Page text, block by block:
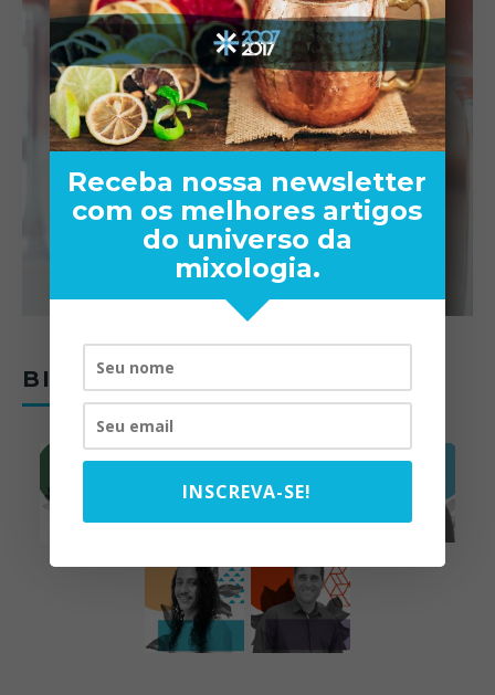
BIOMAS DO BRASIL
Receba nossa newsletter
com os melhores artigos
do universo da
mixologia.
INSCREVA-SE!